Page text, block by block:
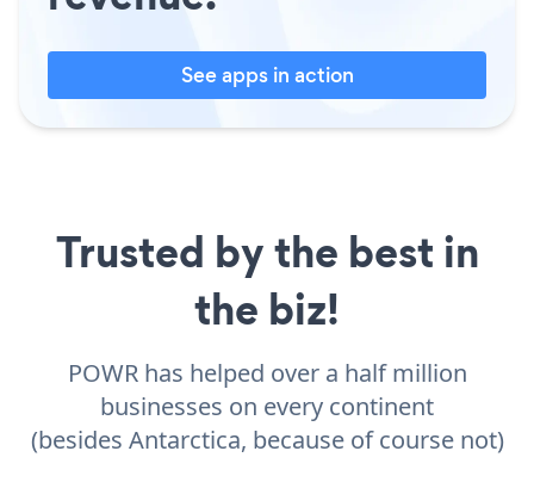
See apps in action
Trusted by the best in
the biz!
POWR has helped over a half million
businesses on every continent
(besides Antarctica, because of course not)